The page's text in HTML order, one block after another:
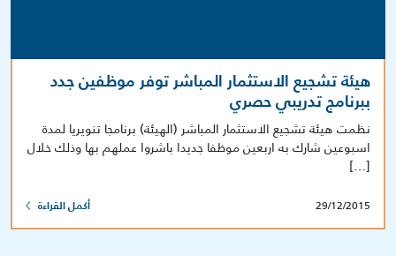
هيئة تشجيع الاستثمار المباشر توفر موظفين جدد
ببرنامج تدريبي حصري
نظمت هيئة تشجيع الاستثمار المباشر (الهيئة) برنامجا تنويريا لمدة
اسبوعين شارك به اربعين موظفا جديدا باشروا عملهم بها وذلك خلال
[…]
29/12/2015 أكمل القراءة